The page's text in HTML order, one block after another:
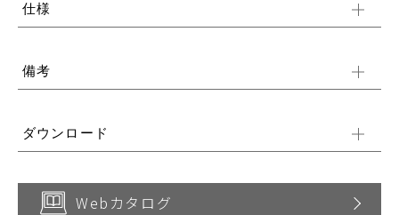
仕様
備考
ダウンロード
Webカタログ